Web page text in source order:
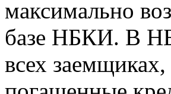
максимально
базе НБКИ. В
всех